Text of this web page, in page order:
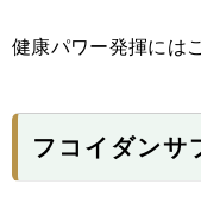
健康パワー発揮には
フコイダンサ